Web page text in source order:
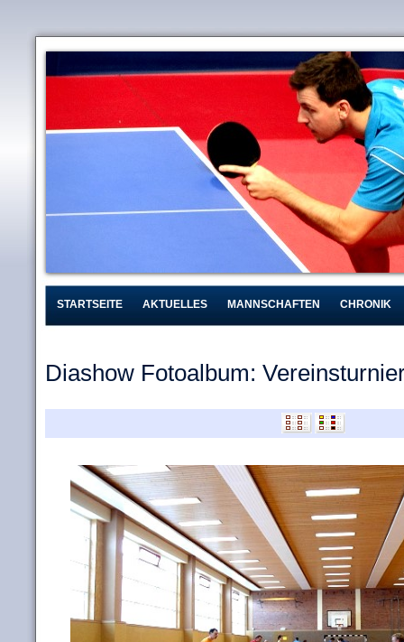
STARTSEITE AKTUELLES MANNSCHAFTEN CHRONIK
Diashow Fotoalbum: